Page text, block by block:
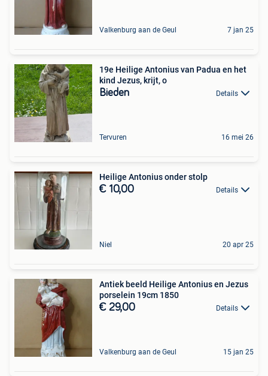
Valkenburg aan de Geul 7 jan 25
19e Heilige Antonius van Padua en het
kind Jezus, krijt, o
Bieden Details
Tervuren 16 mei 26
Heilige Antonius onder stolp
€ 10,00 Details
Niel 20 apr 25
Antiek beeld Heilige Antonius en Jezus
porselein 19cm 1850
€ 29,00 Details
Valkenburg aan de Geul 15 jan 25